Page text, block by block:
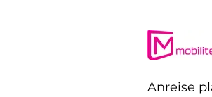
Anreise